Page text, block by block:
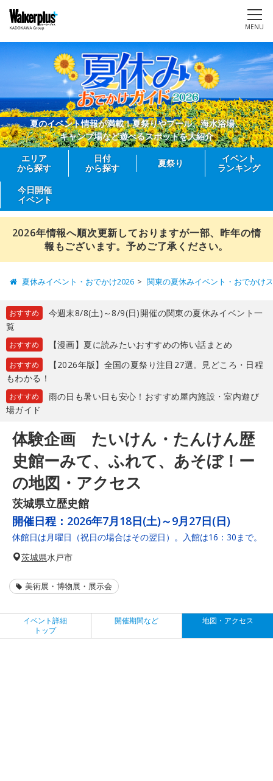
MENU
夏のイベント情報が満載！夏祭りやプール、海水浴場、
キャンプ場など遊べるスポットを大紹介
エリア
から探す
日付
から探す
夏祭り
イベント
ランキング
今日開催
イベント
2026年情報へ順次更新しておりますが一部、昨年の情
報もございます。予めご了承ください。
夏休みイベント・おでかけ2026 関東の夏休みイベント・おでかけ
おすすめ
今週末8/8(土)～8/9(日)開催の関東の夏休みイベント一
覧
おすすめ 【漫画】夏に読みたいおすすめの怖い話まとめ
おすすめ
【2026年版】全国の夏祭り注目27選。見どころ・日程
もわかる！
おすすめ
雨の日も暑い日も安心！おすすめ屋内施設・室内遊び
場ガイド
体験企画 たいけん・たんけん歴
史館ーみて、ふれて、あそぼ！ー
の地図・アクセス
茨城県立歴史館
開催日程： 2026年7月18日(土)～9月27日(日)
休館日は月曜日（祝日の場合はその翌日）。入館は16：30まで。
茨城県水戸市
美術展・博物展・展示会
イベント詳細
トップ
開催期間など 地図・アクセス